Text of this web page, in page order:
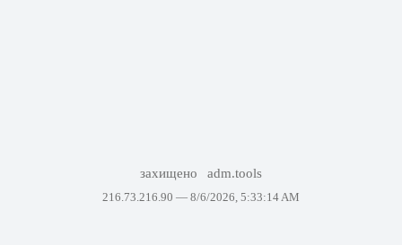
захищено adm.tools
216.73.216.90 — 8/6/2026, 5:33:14 AM